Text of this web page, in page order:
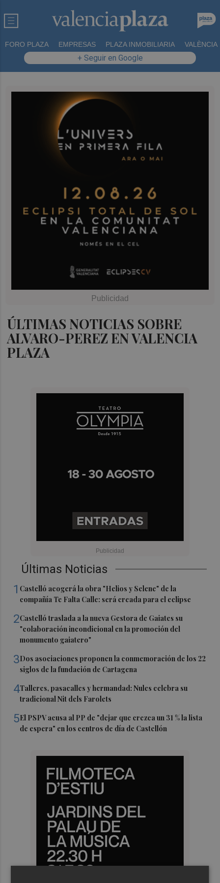
FORO PLAZA EMPRESAS PLAZA INMOBILIARIA VALÈNCIA
+ Seguir en Google
ÚLTIMAS NOTICIAS SOBRE
ALVARO-PEREZ EN VALENCIA
PLAZA
Últimas Noticias
1 Castelló acogerá la obra "Helios y Selene" de la
compañía Te Falta Calle: será creada para el eclipse
2Castelló traslada a la nueva Gestora de Gaiates su
"colaboración incondicional en la promoción del
monumento gaiatero"
3Dos asociaciones proponen la conmemoración de los 22
siglos de la fundación de Cartagena
4Talleres, pasacalles y hermandad: Nules celebra su
tradicional Nit dels Farolets
5El PSPV acusa al PP de "dejar que crezca un 31 % la lista
de espera" en los centros de día de Castellón